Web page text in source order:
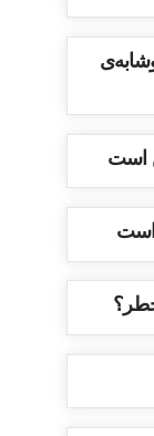
است
است